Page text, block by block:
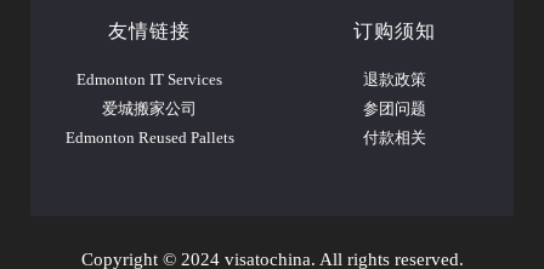
友情链接
Edmonton IT Services
爱城搬家公司
Edmonton Reused Pallets
订购须知
退款政策
参团问题
付款相关
Copyright © 2024 visatochina. All rights reserved.